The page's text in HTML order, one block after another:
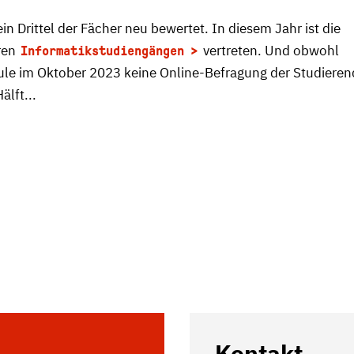
Drittel der Fächer neu bewertet. In diesem Jahr ist die
Informatikstudiengängen
vertreten. Und obwohl
im Oktober 2023 keine Online-Befragung der